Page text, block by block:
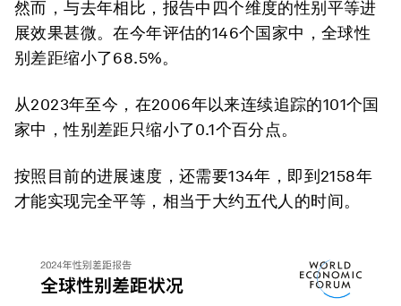
然而，与去年相比，报告中四个维度的性别平等进
展效果甚微。在今年评估的146个国家中，全球性
别差距缩小了68.5%。
从2023年至今，在2006年以来连续追踪的101个国
家中，性别差距只缩小了0.1个百分点。
按照目前的进展速度，还需要134年，即到2158年
才能实现完全平等，相当于大约五代人的时间。